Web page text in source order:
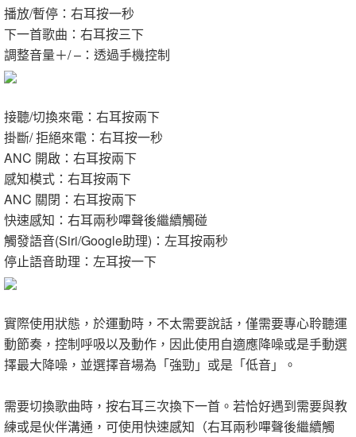
播放/暫停：右耳按一秒
下一首歌曲：右耳按三下
調整音量＋/ –：透過手機控制
接聽/切換來電：右耳按兩下
掛斷/ 拒絕來電：右耳按一秒
ANC 開啟：右耳按兩下
感知模式：右耳按兩下
ANC 關閉：右耳按兩下
快速感知：右耳兩秒嗶聲後繼續觸碰
觸發語音(Siri/Google助理)：左耳按兩秒
停止語音助理：左耳按一下
實際使用狀態，於運動時，不太需要說話，僅需要專心聆聽運
動節奏，控制呼吸以及動作，因此使用自適應降噪或是手動選
擇最大降噪，並選擇音場為「強勁」或是「低音」。
需要切換歌曲時，按右耳三次換下一首。若恰好遇到需要與教
練或是伙伴溝通，可使用快速感知（右耳兩秒嗶聲後繼續觸